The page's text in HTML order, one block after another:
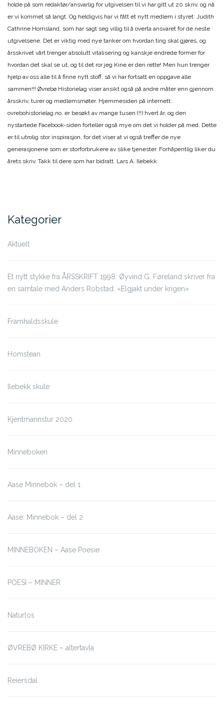
holde på som redaktør/ansvarlig for utgivelsen til vi har gitt ut 20 skriv, og nå
er vi kommet så langt. Og heldigvis har vi fått et nytt medlem i styret: Judith
Cathrine Horrisland, som har sagt seg villig til å overta ansvaret for de neste
utgivelsene. Det er viktig med nye tanker om hvordan ting skal gjøres, og
årsskrivet vårt trenger absolutt vitalisering og kanskje endrede former for
hvordan det skal se ut, og til det ror jeg Kine er den rette! Men hun trenger
hjelp av oss alle til å finne nytt stoff, så vi har fortsatt en oppgave alle
sammen!!! Øvrebø Historielag viser ansikt også på andre måter enn gjennom
årsskriv, turer og medlemsmøter. Hjemmesiden på internett:
ovrebohistorielag.no, er besøkt av mange tusen (!!) hvert år, og den
nystartede Facebook-siden forteller også mye om det vi holder på med. Dette
er til utrolig stor inspirasjon, for det viser at vi også treffer de nye
generasjonene som er storforbrukere av slike tjenester. Forhåpentlig liker du
årets skriv. Takk til dere som har bidratt. Lars A. Ilebekk
Kategorier
Aktuelt
Et nytt stykke fra ÅRSSKRIFT 1998: Øyvind G. Føreland skriver fra
en samtale med Anders Robstad: «Elgjakt under krigen»
Framhaldsskule
Homstean
Ilebekk skule
Kjentmannstur 2020
Minneboken
Aase Minnebok – del 1
Aase: Minnebok – del 2
MINNEBOKEN – Aase Poesie
POESI – MINNER
Naturlos
ØVREBØ KIRKE – altertavla
Reiersdal